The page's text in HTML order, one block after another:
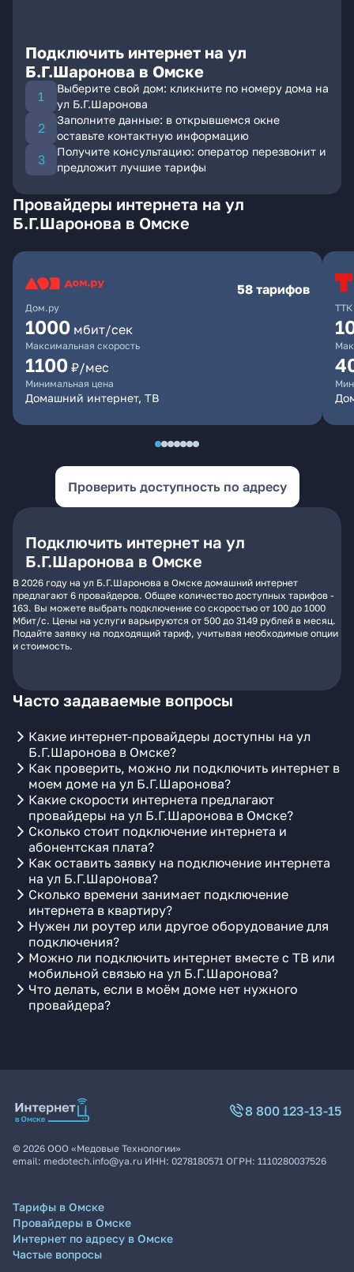
Подключить интернет на ул
Б.Г.Шаронова в Омске
Выберите свой дом: кликните по номеру дома на
ул Б.Г.Шаронова
Заполните данные: в открывшемся окне
оставьте контактную информацию
Получите консультацию: оператор перезвонит и
предложит лучшие тарифы
Провайдеры интернета на ул
Б.Г.Шаронова в Омске
Дом.ру
58 тарифов
1000 мбит/сек
Максимальная скорость
1100 ₽/мес
Минимальная цена
Домашний интернет, ТВ
ТТК
Проверить доступность по адресу
Подключить интернет на ул
Б.Г.Шаронова в Омске
В 2026 году на ул Б.Г.Шаронова в Омске домашний интернет
предлагают 6 провайдеров. Общее количество доступных тарифов -
163. Вы можете выбрать подключение со скоростью от 100 до 1000
Мбит/с. Цены на услуги варьируются от 500 до 3149 рублей в месяц.
Подайте заявку на подходящий тариф, учитывая необходимые опции
и стоимость.
Часто задаваемые вопросы
Какие интернет-провайдеры доступны на ул
Б.Г.Шаронова в Омске?
Как проверить, можно ли подключить интернет в
моем доме на ул Б.Г.Шаронова?
Какие скорости интернета предлагают
провайдеры на ул Б.Г.Шаронова в Омске?
Сколько стоит подключение интернета и
абонентская плата?
Как оставить заявку на подключение интернета
на ул Б.Г.Шаронова?
Сколько времени занимает подключение
интернета в квартиру?
Нужен ли роутер или другое оборудование для
подключения?
Можно ли подключить интернет вместе с ТВ или
мобильной связью на ул Б.Г.Шаронова?
Что делать, если в моём доме нет нужного
провайдера?
8 800 123-13-15
© 2026 ООО «Медовые Технологии»
email: medotech.info@ya.ru ИНН: 0278180571 ОГРН: 1110280037526
Тарифы в Омске
Провайдеры в Омске
Интернет по адресу в Омске
Частые вопросы